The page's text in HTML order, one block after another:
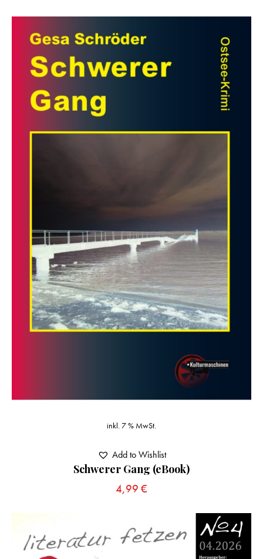
Schwerer Gang (eBook)
4,99 €
inkl. 7 % MwSt.
Add to Wishlist